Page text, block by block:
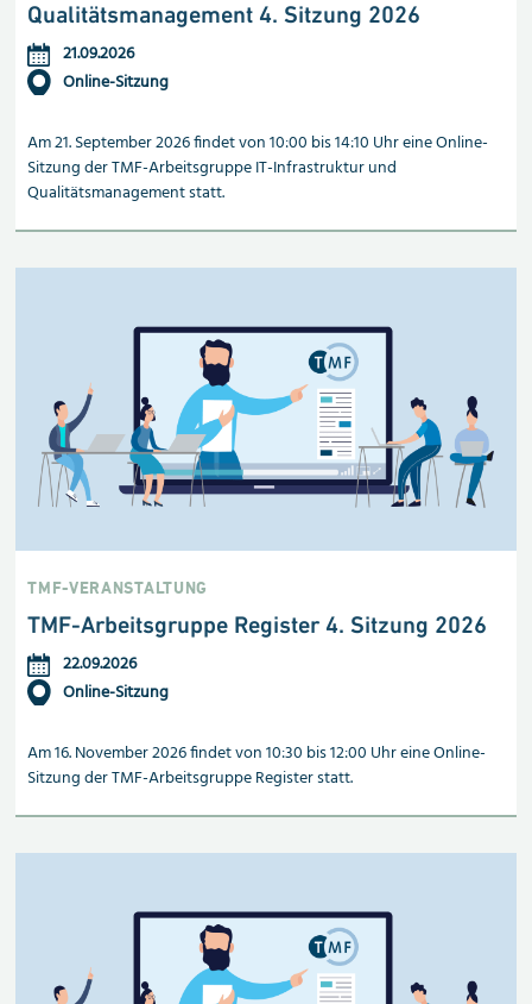
Qualitätsmanagement 4. Sitzung 2026
21.09.2026
Online-Sitzung
Am 21. September 2026 findet von 10:00 bis 14:10 Uhr eine Online-
Sitzung der TMF-Arbeitsgruppe IT-Infrastruktur und
Qualitätsmanagement statt.
TMF-VERANSTALTUNG
TMF-Arbeitsgruppe Register 4. Sitzung 2026
22.09.2026
Online-Sitzung
Am 16. November 2026 findet von 10:30 bis 12:00 Uhr eine Online-
Sitzung der TMF-Arbeitsgruppe Register statt.